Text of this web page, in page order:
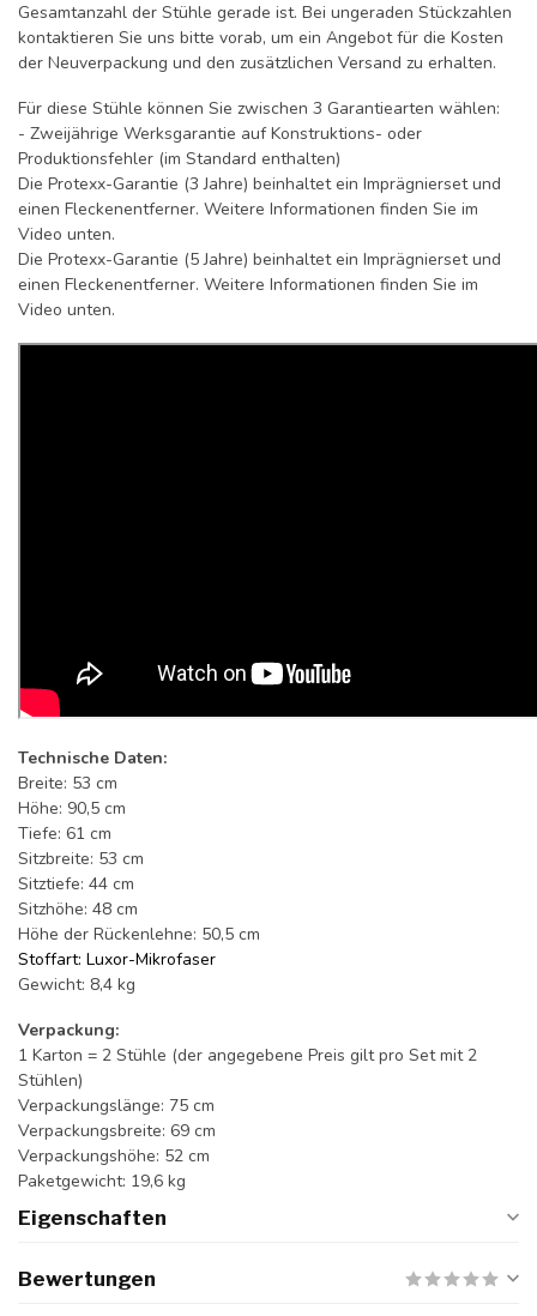
Gesamtanzahl der Stühle gerade ist. Bei ungeraden Stückzahlen
kontaktieren Sie uns bitte vorab, um ein Angebot für die Kosten
der Neuverpackung und den zusätzlichen Versand zu erhalten.
Für diese Stühle können Sie zwischen 3 Garantiearten wählen:
- Zweijährige Werksgarantie auf Konstruktions- oder
Produktionsfehler (im Standard enthalten)
Die Protexx-Garantie (3 Jahre) beinhaltet ein Imprägnierset und
einen Fleckenentferner. Weitere Informationen finden Sie im
Video unten.
Die Protexx-Garantie (5 Jahre) beinhaltet ein Imprägnierset und
einen Fleckenentferner. Weitere Informationen finden Sie im
Video unten.
Technische Daten:
Breite: 53 cm
Höhe: 90,5 cm
Tiefe: 61 cm
Sitzbreite: 53 cm
Sitztiefe: 44 cm
Sitzhöhe: 48 cm
Höhe der Rückenlehne: 50,5 cm
Stoffart: Luxor-Mikrofaser
Gewicht: 8,4 kg
Verpackung:
1 Karton = 2 Stühle (der angegebene Preis gilt pro Set mit 2
Stühlen)
Verpackungslänge: 75 cm
Verpackungsbreite: 69 cm
Verpackungshöhe: 52 cm
Paketgewicht: 19,6 kg
Eigenschaften
Bewertungen